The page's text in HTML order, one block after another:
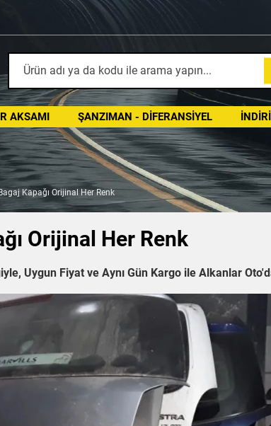
AKSAMI ŞANZIMAN - DIFERANSIYEL
Kapağı Orijinal Her Renk
Orijinal Her Renk
Uygun Fiyat ve Aynı Gün Kargo ile Alkanlar